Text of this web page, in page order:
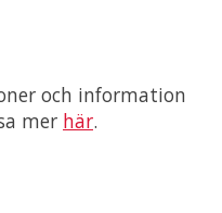
och information
mer här.